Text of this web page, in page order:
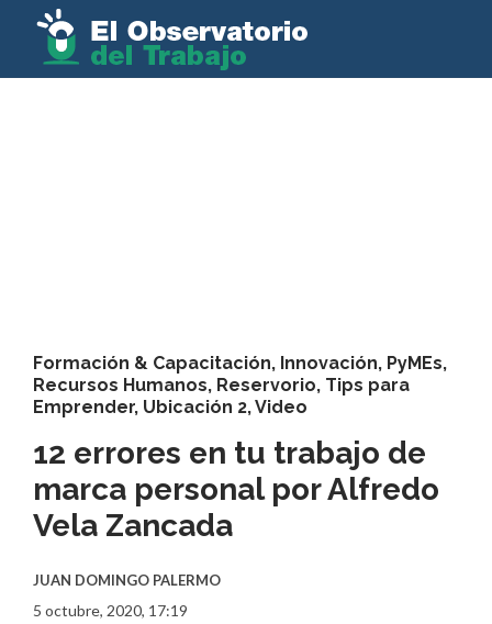
Formación & Capacitación, Innovación, PyMEs,
Recursos Humanos, Reservorio, Tips para
Emprender, Ubicación 2,Video
12 errores en tu trabajo de
marca personal por Alfredo
Vela Zancada
JUAN DOMINGO PALERMO
5 octubre, 2020, 17:19